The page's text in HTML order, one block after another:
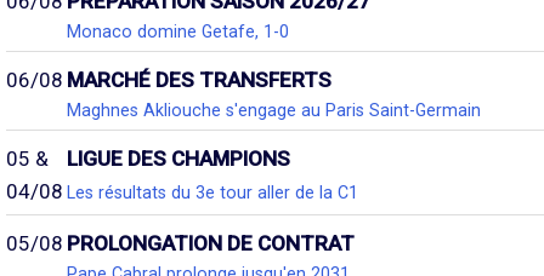
Monaco domine Getafe, 1-0
06/08 MARCHÉ DES TRANSFERTS
Maghnes Akliouche s'engage au Paris Saint-Germain
05 &
04/08
LIGUE DES CHAMPIONS
Les résultats du 3e tour aller de la C1
05/08 PROLONGATION DE CONTRAT